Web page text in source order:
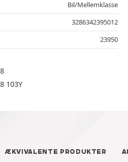
Bil/Mellemklasse
3286342395012
23950
103Y
ÆKVIVALENTE PRODUKTER